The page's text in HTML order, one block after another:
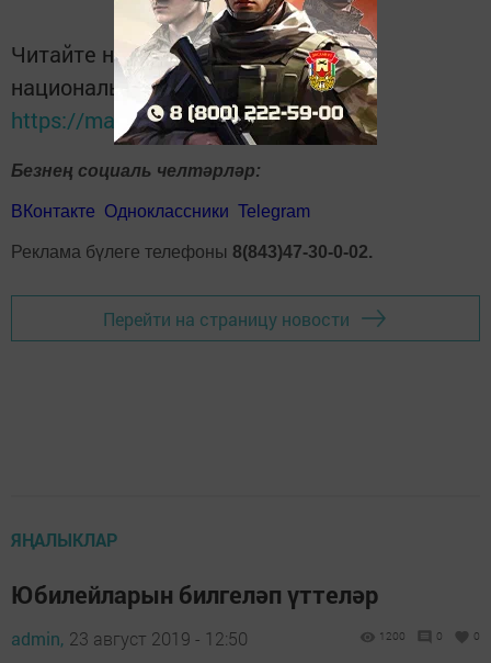
Читайте новости Татарстана в
национальном мессенджере MАХ:
https://max.ru/tatmedia
Безнең социаль челтәрләр:
ВКонтакте Одноклассники Telegram
Реклама бүлеге телефоны 8(843)47-30-0-02.
Перейти на страницу новости
ЯҢАЛЫКЛАР
Юбилейларын билгеләп үттеләр
admin, 23 август 2019 - 12:50 1200 0 0